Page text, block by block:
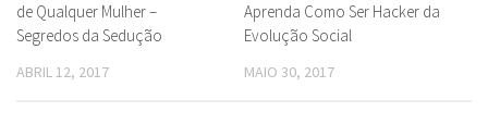
de Qualquer Mulher –
Segredos da Sedução
ABRIL 12, 2017
Aprenda Como Ser Hacker da
Evolução Social
MAIO 30, 2017